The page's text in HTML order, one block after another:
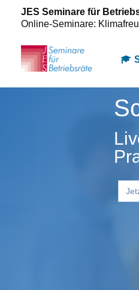
Inhalt
springen
JES Seminare für
Online-Seminare:
for: